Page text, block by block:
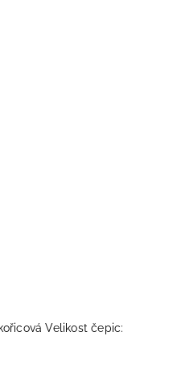
Velikost čepic: